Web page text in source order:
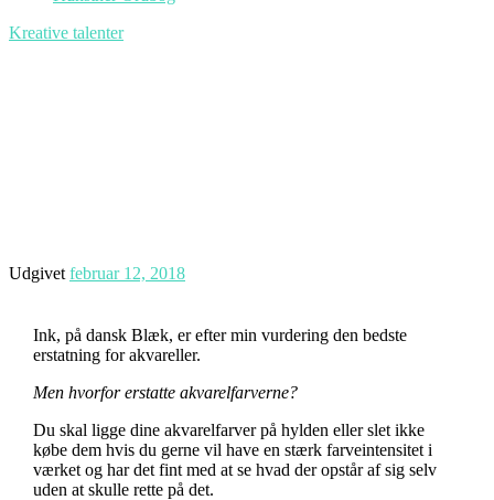
Kreative talenter
Udgivet februar 12, 2018
Ink, på dansk Blæk, er efter min vurdering den bedste
erstatning for akvareller.
Men hvorfor erstatte akvarelfarverne?
Du skal ligge dine akvarelfarver på hylden eller slet ikke
købe dem hvis du gerne vil have en stærk farveintensitet i
værket og har det fint med at se hvad der opstår af sig selv
uden at skulle rette på det.